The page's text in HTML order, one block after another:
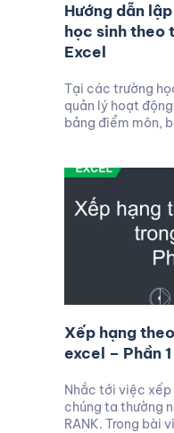
Hướng dẫn
học sinh theo
Excel
Tại các trường
quản lý hoạt
bảng điểm môn,
Xếp hạng
excel – Phần 1
Nhắc tới việc xếp
chúng ta thường
RANK. Trong bài